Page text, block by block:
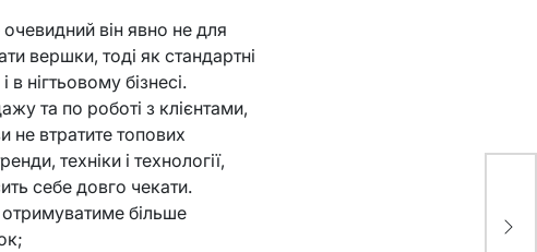
він явно не для
вершки, тоді як стандартні
нігтьовому бізнесі.
та по роботі з клієнтами,
не втратите топових
техніки і технології,
себе довго чекати.
більше